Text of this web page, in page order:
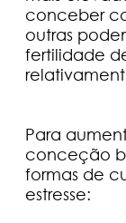
conceber
outras
fertilidade
Para
conceção
formas de
estresse: